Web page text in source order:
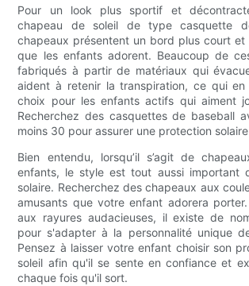
Pour un look plus sportif et
chapeau de soleil de type casquette
chapeaux présentent un bord plus court
que les enfants adorent. Beaucoup de
fabriqués à partir de matériaux qui
aident à retenir la transpiration, ce qui
choix pour les enfants actifs qui aiment
Recherchez des casquettes de baseball
moins 30 pour assurer une protection
Bien entendu, lorsqu’il s’agit de
enfants, le style est tout aussi important
solaire. Recherchez des chapeaux aux
amusants que votre enfant adorera
aux rayures audacieuses, il existe de
pour s'adapter à la personnalité unique
Pensez à laisser votre enfant choisir son
soleil afin qu'il se sente en confiance et
chaque fois qu'il sort.